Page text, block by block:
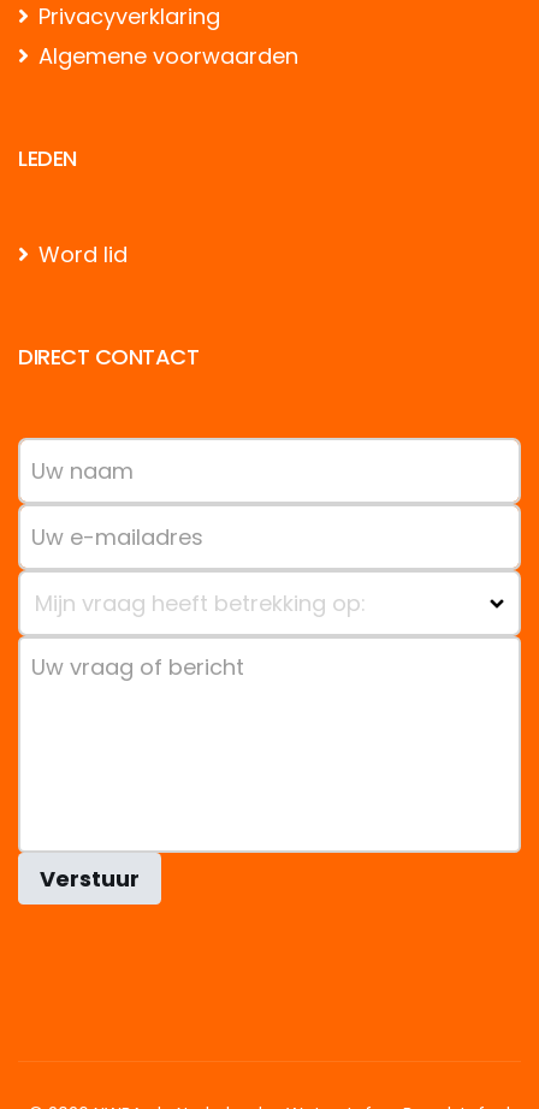
Privacyverklaring
Algemene voorwaarden
LEDEN
Word lid
DIRECT CONTACT
Mijn vraag heeft betrekking op:
Verstuur